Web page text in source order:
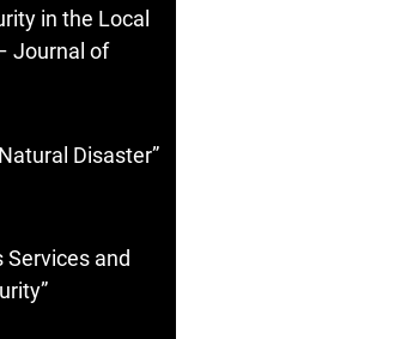
in the Local
Journal of
Disaster”
and